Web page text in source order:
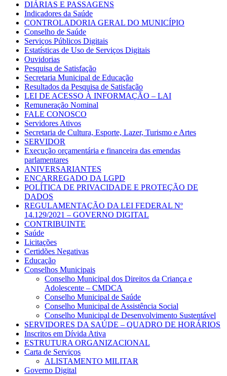
DIÁRIAS E PASSAGENS
Indicadores da Saúde
CONTROLADORIA GERAL DO MUNICÍPIO
Conselho de Saúde
Serviços Públicos Digitais
Estatísticas de Uso de Serviços Digitais
Ouvidorias
Pesquisa de Satisfação
Secretaria Municipal de Educação
Resultados da Pesquisa de Satisfação
LEI DE ACESSO À INFORMAÇÃO – LAI
Remuneração Nominal
FALE CONOSCO
Servidores Ativos
Secretaria de Cultura, Esporte, Lazer, Turismo e Artes
SERVIDOR
Execução orçamentária e financeira das emendas
parlamentares
ANIVERSARIANTES
ENCARREGADO DA LGPD
POLÍTICA DE PRIVACIDADE E PROTEÇÃO DE
DADOS
REGULAMENTAÇÃO DA LEI FEDERAL Nº
14.129/2021 – GOVERNO DIGITAL
CONTRIBUINTE
Saúde
Licitações
Certidões Negativas
Educação
Conselhos Municipais
Conselho Municipal dos Direitos da Criança e
Adolescente – CMDCA
Conselho Municipal de Saúde
Conselho Municipal de Assistência Social
Conselho Municipal de Desenvolvimento Sustentável
SERVIDORES DA SAÚDE – QUADRO DE HORÁRIOS
Inscritos em Dívida Ativa
ESTRUTURA ORGANIZACIONAL
Carta de Serviços
ALISTAMENTO MILITAR
Governo Digital